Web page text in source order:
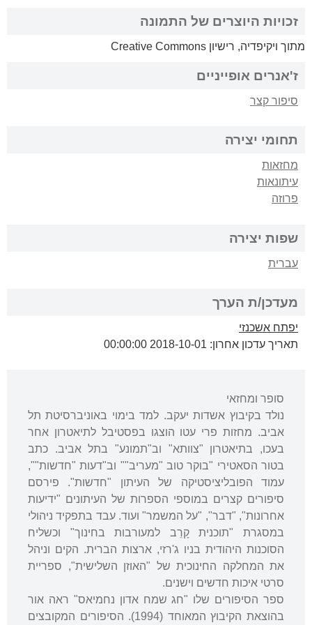
זכויות היוצרים של התמונה
מתוך ויקיפדיה, רישיון Creative Commons
ז'אנרים אופייניים
סיפור קצר
תחומי יצירה
מחזאות
עיתונאות
פרוזה
שפות יצירה
עברית
מעדכן/ת הערך
יפתח אשכנזי
תאריך עדכון אחרון: 2018-10-01 00:00:00
סופר ומחזאי
נולד בקיבוץ אשדות יעקב. למד בימוי באוניברסיטת תל
אביב. מחזות פרי עטו הוצגו בפסטיבל לתיאטרון אחר
בעכו, בתיאטרון "צוותא" וב"תמונע" בתל אביב. כתב
בטור הסאטירי "בוקר טוב "מעריב"" וב"דעות "חדשות"",
עמוד הפובליציסטיקה של העיתון "חדשות". פירסם
סיפורים קצרים במוספי הספרות של העיתונים "ידיעות
אחרונות", "דבר", "על המשמר" ועוד. עבד בתפקיד ניהולי
במסגרת "תוכנית קָרֵב למעורבות בחינוך" וכשליח
הסוכנות היהודית בניו ג'רזי, ארצות הברית. הקים וניהל
את המחלקה החינוכית של "האוזן השלישית", ספריית
סרטי איכות חדשים וישנים.
ספר הסיפורים שלו "חג שמח אדון נחמיאס" ראה אור
בהוצאת הקיבוץ המאוחד (1994). הסיפורים המקובצים